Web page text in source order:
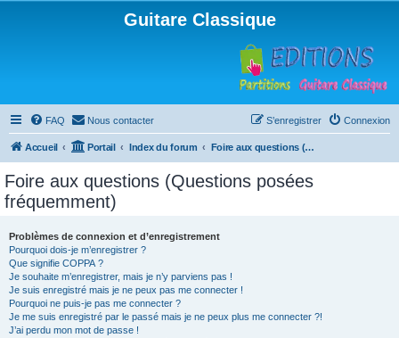
Guitare Classique
FAQ Nous contacter Connexion
S’enregistrer
Accueil Portail Index du forum Foire aux questions (Questions posées fréquemment)
Foire aux questions (Questions posées
fréquemment)
Problèmes de connexion et d’enregistrement
Pourquoi dois-je m’enregistrer ?
Que signifie COPPA ?
Je souhaite m’enregistrer, mais je n’y parviens pas !
Je suis enregistré mais je ne peux pas me connecter !
Pourquoi ne puis-je pas me connecter ?
Je me suis enregistré par le passé mais je ne peux plus me connecter ?!
J’ai perdu mon mot de passe !